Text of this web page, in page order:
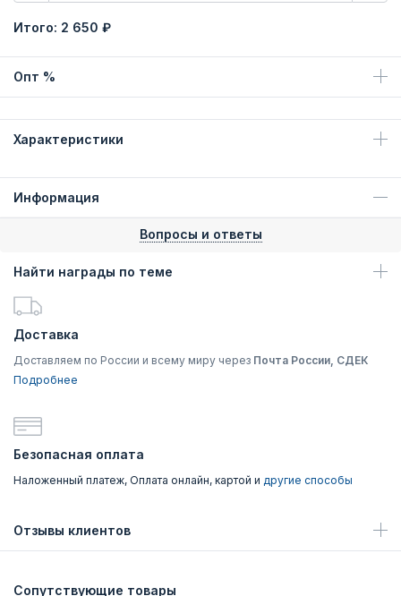
Итого: 2 650 ₽
Опт %
Характеристики
Информация
Вопросы и ответы
Найти награды по теме
Доставка
Доставляем по России и всему миру через Почта России, СДЕК
Подробнее
Безопасная оплата
Наложенный платеж, Оплата онлайн, картой и другие способы
Отзывы клиентов
Сопутствующие товары